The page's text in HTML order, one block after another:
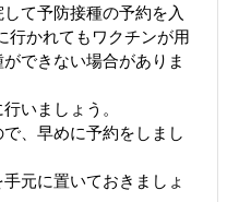
て予防接種の予約を入
行かれてもワクチンが用
できない場合がありま
いましょう。
、早めに予約をしまし
元に置いておきましょ